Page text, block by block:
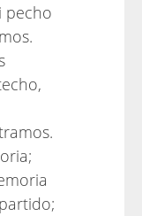
pecho